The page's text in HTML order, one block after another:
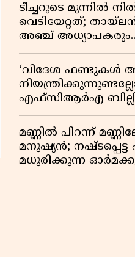
ടീച്ചറുടെ മുന്നിൽ
വെടിയേറ്റത്;
അഞ്ച് അധ്യാപകരും
മരണസംഖ്യ 7;
വെളിപ്പെടുത്തലുകൾ
‘വിദേശ ഫണ്ടുകൾ
എഫ്സിആർഎ
വിമർശനങ്ങൾക്ക്
മണ്ണിൽ പിറന്ന്
മനുഷ്യൻ; നഷ്ടപ്പെട്ട
മധുരിക്കുന്ന